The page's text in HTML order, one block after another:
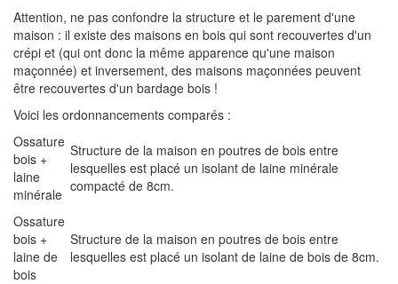
Attention, ne pas confondre la structure et le parement d'une
maison : il existe des maisons en bois qui sont recouvertes d'un
crépi et (qui ont donc la même apparence qu'une maison
maçonnée) et inversement, des maisons maçonnées peuvent
être recouvertes d'un bardage bois !
Voici les ordonnancements comparés :
Ossature
bois +
laine
minérale
Structure de la maison en poutres de bois entre
lesquelles est placé un isolant de laine minérale
compacté de 8cm.
Ossature
bois +
laine de
bois
Structure de la maison en poutres de bois entre
lesquelles est placé un isolant de laine de bois de 8cm.